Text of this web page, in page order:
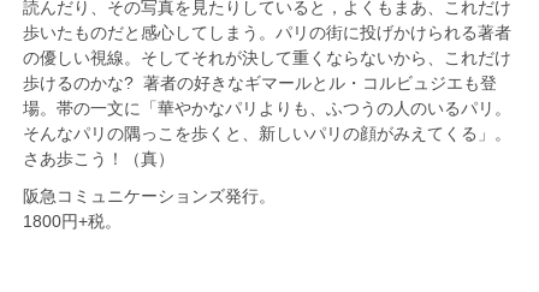
読んだり、その写真を見たりしていると，よくもまあ、これだけ
歩いたものだと感心してしまう。パリの街に投げかけられる著者
の優しい視線。そしてそれが決して重くならないから、これだけ
歩けるのかな? 著者の好きなギマールとル・コルビュジエも登
場。帯の一文に「華やかなパリよりも、ふつうの人のいるパリ。
そんなパリの隅っこを歩くと、新しいパリの顔がみえてくる」。
さあ歩こう！（真）
阪急コミュニケーションズ発行。
1800円+税。